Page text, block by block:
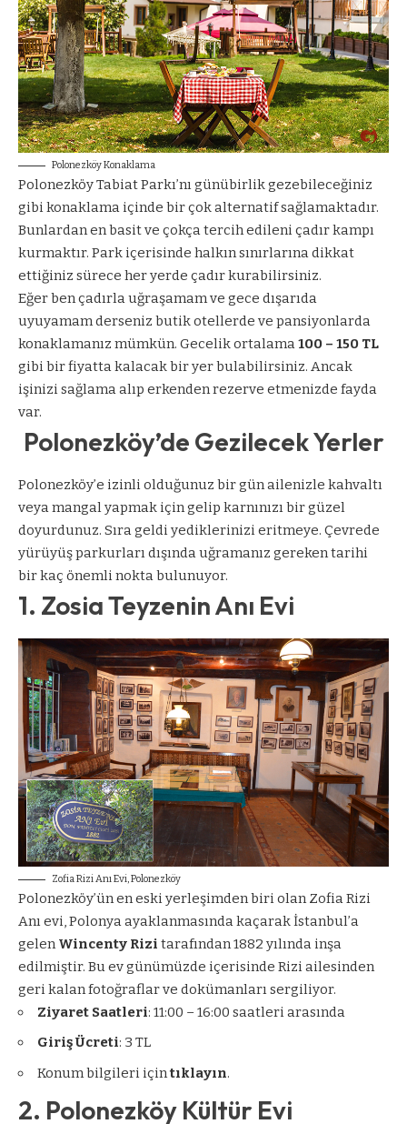
Polonezköy Konaklama
Polonezköy Tabiat Parkı’nı günübirlik gezebileceğiniz
gibi konaklama içinde bir çok alternatif sağlamaktadır.
Bunlardan en basit ve çokça tercih edileni çadır kampı
kurmaktır. Park içerisinde halkın sınırlarına dikkat
ettiğiniz sürece her yerde çadır kurabilirsiniz.
Eğer ben çadırla uğraşamam ve gece dışarıda
uyuyamam derseniz butik otellerde ve pansiyonlarda
konaklamanız mümkün. Gecelik ortalama100 – 150 TL
gibi bir fiyatta kalacak bir yer bulabilirsiniz. Ancak
işinizi sağlama alıp erkenden rezerve etmenizde fayda
var.
Polonezköy’de Gezilecek Yerler
Polonezköy’e izinli olduğunuz bir gün ailenizle kahvaltı
veya mangal yapmak için gelip karnınızı bir güzel
doyurdunuz. Sıra geldi yediklerinizi eritmeye. Çevrede
yürüyüş parkurları dışında uğramanız gereken tarihi
bir kaç önemli nokta bulunuyor.
1. Zosia Teyzenin Anı Evi
Zofia Rizi Anı Evi, Polonezköy
Polonezköy’ün en eski yerleşimden biri olan Zofia Rizi
Anı evi, Polonya ayaklanmasında kaçarak İstanbul’a
gelenWincenty Rizi tarafından 1882 yılında inşa
edilmiştir. Bu ev günümüzde içerisinde Rizi ailesinden
geri kalan fotoğraflar ve dokümanları sergiliyor.
Ziyaret Saatleri: 11:00 – 16:00 saatleri arasında
Giriş Ücreti: 3 TL
Konum bilgileri içintıklayın.
2. Polonezköy Kültür Evi